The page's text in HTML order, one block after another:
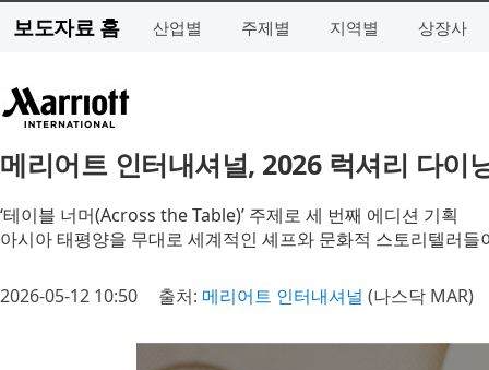
보도자료 홈 산업별 주제별 지역별 상장사
메리어트 인터내셔널, 2026 럭셔리 다이
‘테이블 너머(Across the Table)’ 주제로 세 번째 에디션 기획
아시아 태평양을 무대로 세계적인 셰프와 문화적 스토리텔러들
2026-05-12 10:50 출처: 메리어트 인터내셔널 (나스닥 MAR)